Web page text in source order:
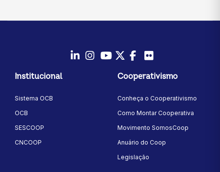
Instagram
YoutubeTwitter/X
Facebook
Institucional
Sistema OCB
OCB
SESCOOP
CNCOOP
Cooperativismo
Conheça o Cooperativismo
Como Montar Cooperativa
Movimento SomosCoop
Anuário do Coop
Legislação